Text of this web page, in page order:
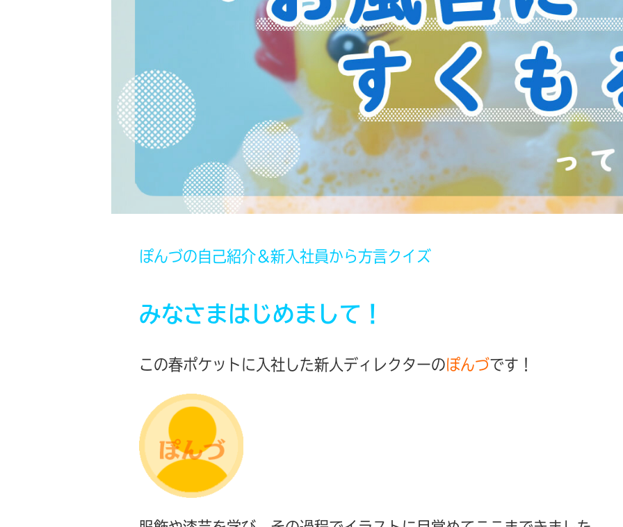
ぽんづの自己紹介＆新入社員から方言クイズ
みなさまはじめまして！
この春ポケットに入社した新人ディレクターのぽんづです！